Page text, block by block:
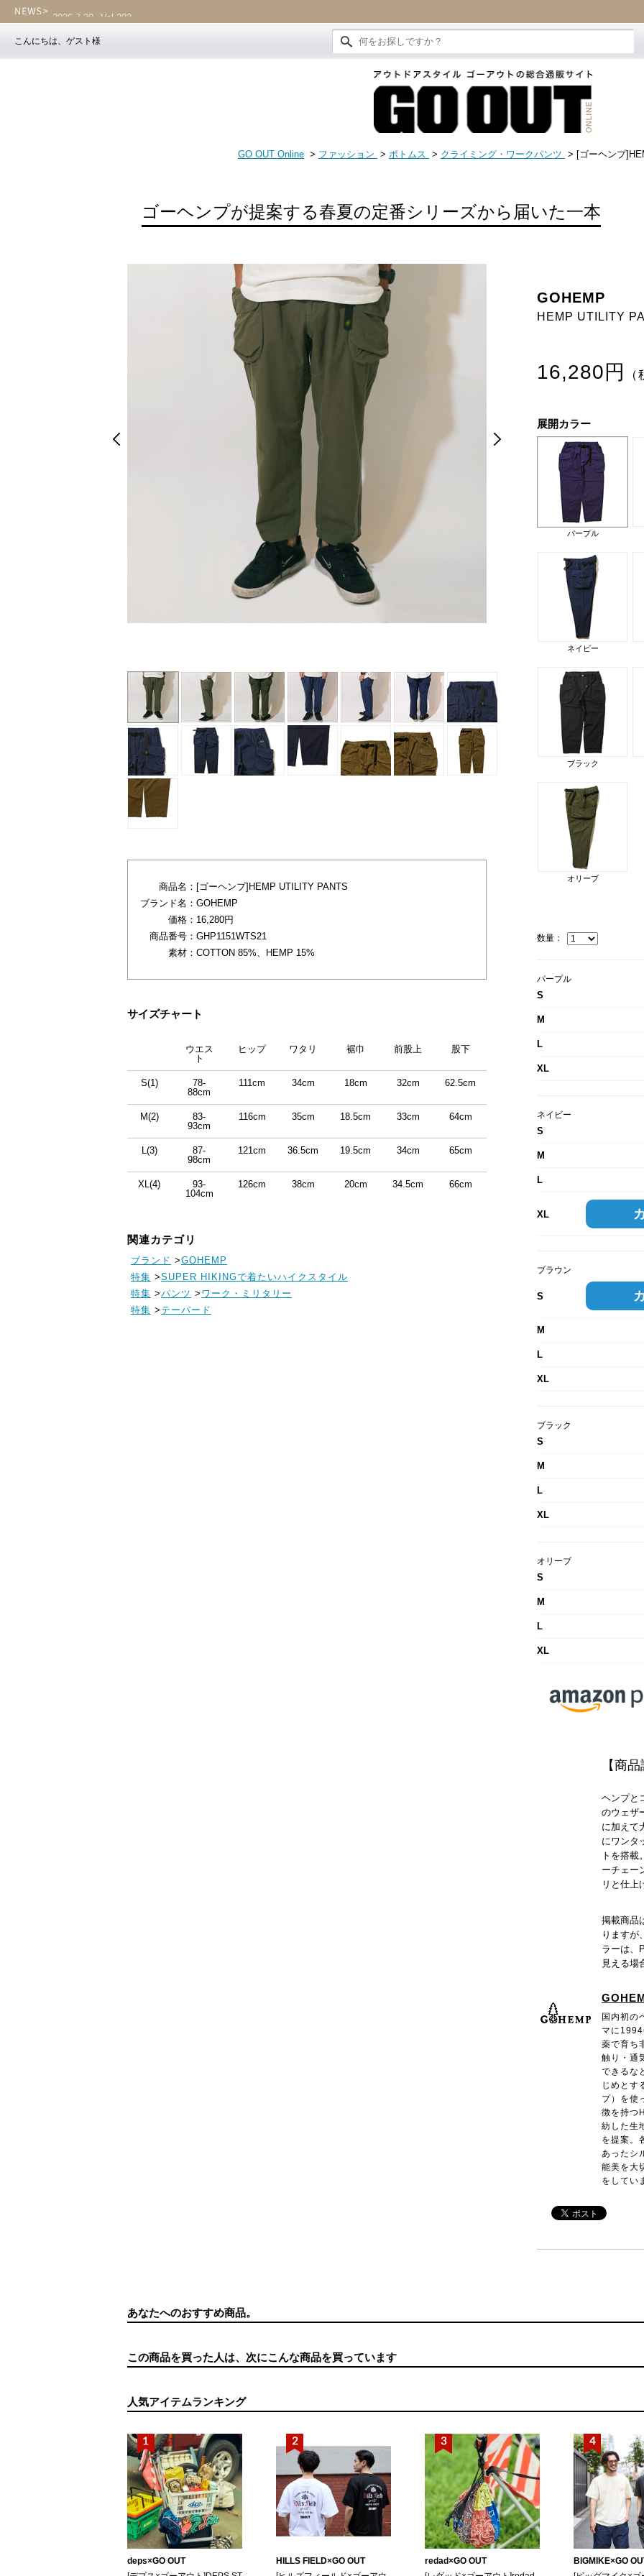
2026.7.30 Vol.203
こんにちは、ゲスト様
GO OUT Online > ファッション > ボトムス > クライミング・ワークパンツ > [ゴーヘンプ
ゴーヘンプが提案する春夏の定番シリーズから届いた一本
GOHEMP
HEMP UTILITY
16,280円 （
展開カラー
パープル
ネイビー
ブラック
オリーブ
数量：
パープル
S
M
L
XL
ネイビー
S
M
L
XL
ブラウン
S
M
L
XL
ブラック
S
M
L
XL
オリーブ
S
M
L
XL
【商品
ヘンプと
のウェザ
に加えて
にワンタ
トを搭載
ーチェー
リと仕上
掲載商品
りますが
ラーは、
見える場
国内初の
マに
薬で育ち
触り・通
できるな
じめとす
プ）を使
徴を持つ
紡した生
を提案。
あったシ
能美を大
をしてい
商品名： [ゴーヘンプ]HEMP UTILITY PANTS
ブランド名： GOHEMP
価格： 16,280円
商品番号： GHP1151WTS21
素材： COTTON 85%、HEMP 15%
サイズチャート
ウエス
ト
ヒップ ワタリ 裾巾 前股上 股下
S(1)
78-
88cm
111cm 34cm 18cm 32cm 62.5cm
M(2)
83-
93cm
116cm 35cm 18.5cm 33cm 64cm
L(3)
87-
98cm
121cm 36.5cm 19.5cm 34cm 65cm
XL(4)
93-
104cm
126cm 38cm 20cm 34.5cm 66cm
関連カテゴリ
ブランド >GOHEMP
特集 >SUPER HIKINGで着たいハイクスタイル
特集 >パンツ > ワーク・ミリタリー
特集 > テーパード
あなたへのおすすめ商品。
この商品を買った人は、次にこんな商品を買っています
人気アイテムランキング
deps×GO OUT
HILLS FIELD×GO OUT
redad×GO OUT
BIGMIKE×GO